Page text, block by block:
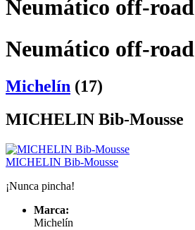
Neumático off-road
Neumático off-road
Michelín (17)
MICHELIN Bib-Mousse
MICHELIN Bib-Mousse
¡Nunca pincha!
Marca:
Michelín